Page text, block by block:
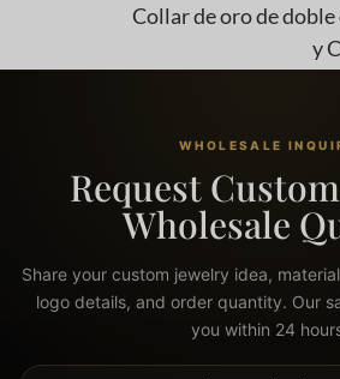
Collar de oro de doble capa
WHOLESALE
Request
Wholesale
Share your custom jewelry idea,
logo details, and order quantity. Our
you within 24